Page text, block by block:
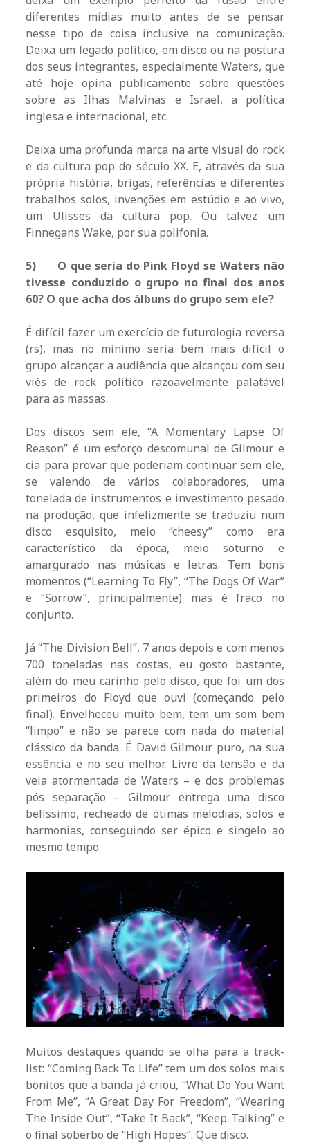
diferentes mídias muito antes de se pensar
nesse tipo de coisa inclusive na comunicação.
Deixa um legado político, em disco ou na postura
dos seus integrantes, especialmente Waters, que
até hoje opina publicamente sobre questões
sobre as Ilhas Malvinas e Israel, a política
inglesa e internacional, etc.
Deixa uma profunda marca na arte visual do rock
e da cultura pop do século XX. E, através da sua
própria história, brigas, referências e diferentes
trabalhos solos, invenções em estúdio e ao vivo,
um Ulisses da cultura pop. Ou talvez um
Finnegans Wake, por sua polifonia.
5) O que seria do Pink Floyd se Waters não
tivesse conduzido o grupo no final dos anos
60? O que acha dos álbuns do grupo sem ele?
É difícil fazer um exercício de futurologia reversa
(rs), mas no mínimo seria bem mais difícil o
grupo alcançar a audiência que alcançou com seu
viés de rock político razoavelmente palatável
para as massas.
Dos discos sem ele, “A Momentary Lapse Of
Reason” é um esforço descomunal de Gilmour e
cia para provar que poderiam continuar sem ele,
se valendo de vários colaboradores, uma
tonelada de instrumentos e investimento pesado
na produção, que infelizmente se traduziu num
disco esquisito, meio “cheesy” como era
característico da época, meio soturno e
amargurado nas músicas e letras. Tem bons
momentos (“Learning To Fly”, “The Dogs Of War”
e “Sorrow”, principalmente) mas é fraco no
conjunto.
Já “The Division Bell”, 7 anos depois e com menos
700 toneladas nas costas, eu gosto bastante,
além do meu carinho pelo disco, que foi um dos
primeiros do Floyd que ouvi (começando pelo
final). Envelheceu muito bem, tem um som bem
“limpo” e não se parece com nada do material
clássico da banda. É David Gilmour puro, na sua
essência e no seu melhor. Livre da tensão e da
veia atormentada de Waters – e dos problemas
pós separação – Gilmour entrega uma disco
belíssimo, recheado de ótimas melodias, solos e
harmonias, conseguindo ser épico e singelo ao
mesmo tempo.
Muitos destaques quando se olha para a track-
list: “Coming Back To Life” tem um dos solos mais
bonitos que a banda já criou, “What Do You Want
From Me”, “A Great Day For Freedom”, “Wearing
The Inside Out”, “Take It Back”, “Keep Talking” e
o final soberbo de “High Hopes”. Que disco.